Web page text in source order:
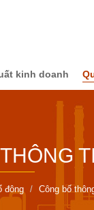
kinh doanh
đông Công bố